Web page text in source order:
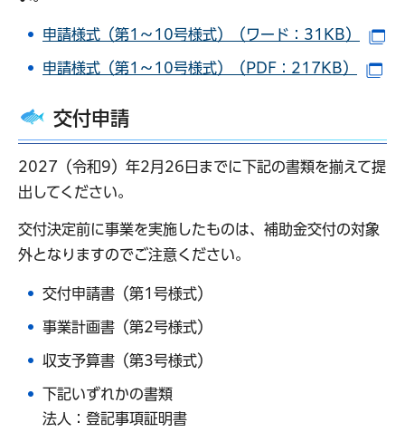
申請様式（第1～10号様式）（ワード：31KB）
申請様式（第1～10号様式）（PDF：217KB）
交付申請
2027（令和9）年2月26日までに下記の書類を揃えて提
出してください。
交付決定前に事業を実施したものは、補助金交付の対象
外となりますのでご注意ください。
交付申請書（第1号様式）
事業計画書（第2号様式）
収支予算書（第3号様式）
下記いずれかの書類
法人：登記事項証明書